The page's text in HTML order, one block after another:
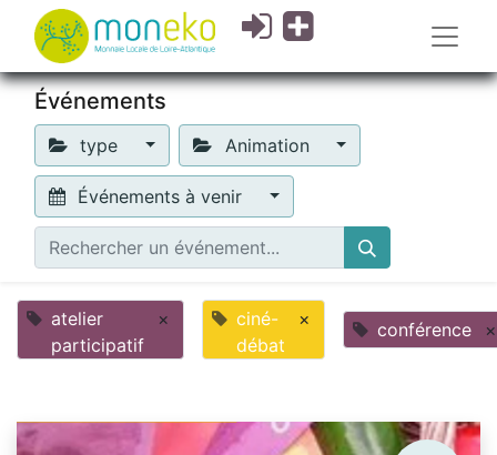
Événements
type Animation
Événements à venir
atelier
participatif
×
ciné-
débat
× conférence ×